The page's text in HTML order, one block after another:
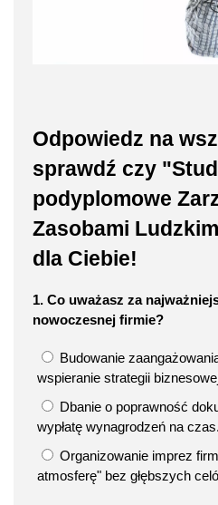
Odpowiedz na
sprawdź czy
podyplomowe
Zasobami
dla Ciebie!
1. Co uważasz za
nowoczesnej firmie?
Budowanie
wspieranie strategii
Dbanie o poprawność
wypłatę wynagrodzeń na czas.
Organizowanie imprez
atmosferę" bez głębszych